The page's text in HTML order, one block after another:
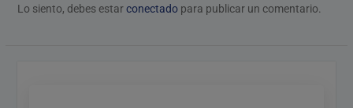
Lo siento, debes estarconectadopara publicar un comentario.